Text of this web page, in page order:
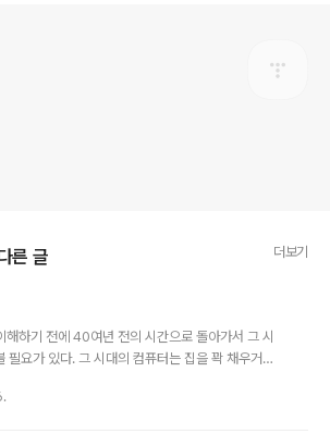
른 글 더보기
하기 전에 40여년 전의 시간으로 돌아가서 그 시
필요가 있다. 그 시대의 컴퓨터는 집을 꽉 채우거나
는 점이다. 특정 시스템에서 돌아가는 소프트웨어